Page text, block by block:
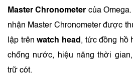
Master Chronometer của
nhận Master Chronometer được
lập trênwatch head , tức đồng hồ
chống nước, hiệu năng thời
trữ cót.